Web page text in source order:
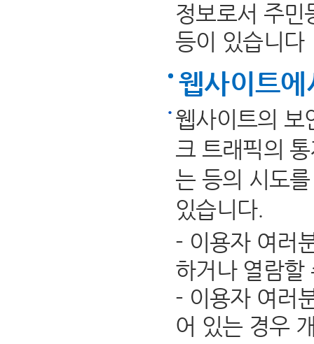
정보로서 주민
등이 있습니다
웹사이트
웹사이트의 보
크 트래픽의
는 등의 시도
있습니다.
- 이용자 여러
하거나 열람할
- 이용자 여러
어 있는 경우